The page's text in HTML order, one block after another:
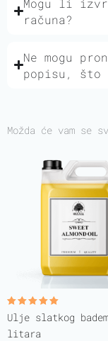
Mogu li
računa?
Ne mogu
popisu, što
Možda će vam se
Rated
5.00
out of 5
Ulje slatkog
litara